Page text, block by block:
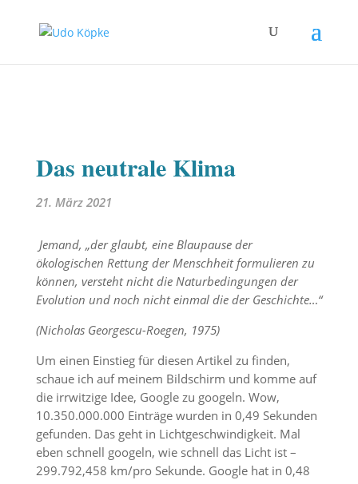
Das neutrale Klima
21. März 2021
Jemand, „der glaubt, eine Blaupause der
ökologischen Rettung der Menschheit formulieren zu
können, versteht nicht die Naturbedingungen der
Evolution und noch nicht einmal die der Geschichte…“
(Nicholas Georgescu-Roegen, 1975)
Um einen Einstieg für diesen Artikel zu finden,
schaue ich auf meinem Bildschirm und komme auf
die irrwitzige Idee, Google zu googeln. Wow,
10.350.000.000 Einträge wurden in 0,49 Sekunden
gefunden. Das geht in Lichtgeschwindigkeit. Mal
eben schnell googeln, wie schnell das Licht ist –
299.792,458 km/pro Sekunde. Google hat in 0,48